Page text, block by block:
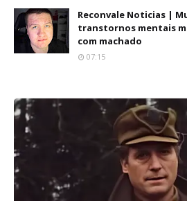
Reconvale Noticias |
transtornos mentais
com machado
07:15